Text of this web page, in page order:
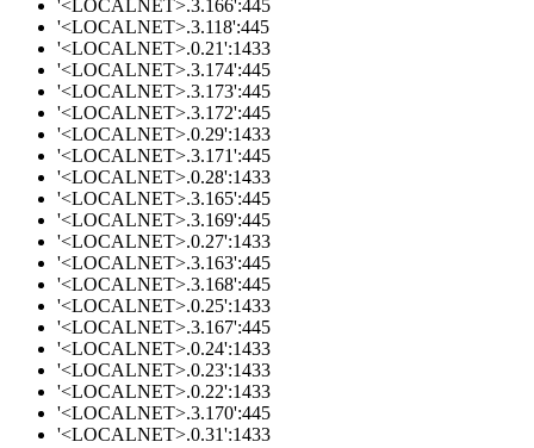
'<LOCALNET>.3.166':445
'<LOCALNET>.3.118':445
'<LOCALNET>.0.21':1433
'<LOCALNET>.3.174':445
'<LOCALNET>.3.173':445
'<LOCALNET>.3.172':445
'<LOCALNET>.0.29':1433
'<LOCALNET>.3.171':445
'<LOCALNET>.0.28':1433
'<LOCALNET>.3.165':445
'<LOCALNET>.3.169':445
'<LOCALNET>.0.27':1433
'<LOCALNET>.3.163':445
'<LOCALNET>.3.168':445
'<LOCALNET>.0.25':1433
'<LOCALNET>.3.167':445
'<LOCALNET>.0.24':1433
'<LOCALNET>.0.23':1433
'<LOCALNET>.0.22':1433
'<LOCALNET>.3.170':445
'<LOCALNET>.0.31':1433